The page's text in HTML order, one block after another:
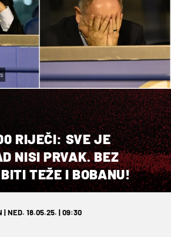
RIJEČI: SVE JE
NISI PRVAK. BEZ
TEŽE I BOBANU!
| NED. 18.05.25. | 09:30